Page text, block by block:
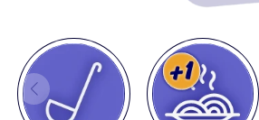
Smoothies
Fruta congelada